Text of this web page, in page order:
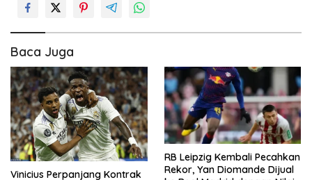
Baca Juga
Vinicius Perpanjang Kontrak
RB Leipzig Kembali Pecahkan
Rekor, Yan Diomande Dijual